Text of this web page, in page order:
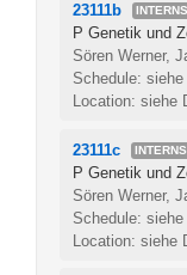
23111b
P Genetik und
Sören Werner,
Schedule:
Location: siehe
23111c
P Genetik und
Sören Werner,
Schedule:
Location: siehe